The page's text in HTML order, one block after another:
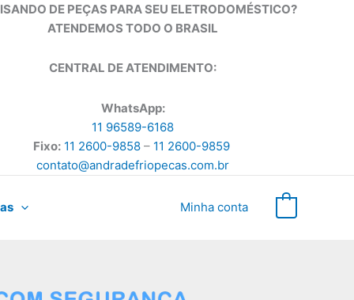
DE PEÇAS PARA SEU ELETRODOMÉSTICO?
ATENDEMOS TODO O BRASIL
CENTRAL DE ATENDIMENTO:
WhatsApp:
11 96589-6168
Fixo: 11 2600-9858– 11 2600-9859
contato@andradefriopecas.com.br
Minha conta